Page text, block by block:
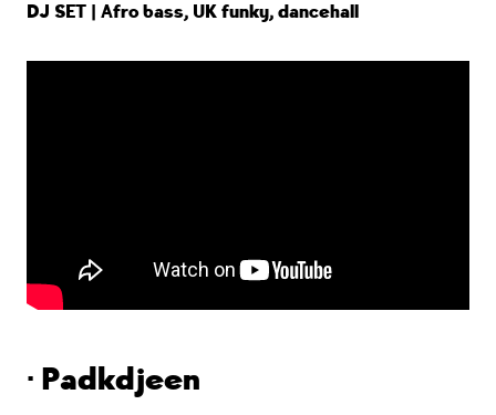
DJ SET | Afro bass, UK funky, dancehall
· Padkdjeen